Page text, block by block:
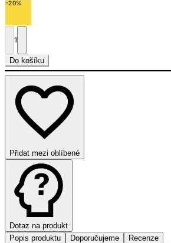
-20%
1
Do košíku
Přidat mezi oblíbené
Dotaz na produkt
Popis produktu
Doporučujeme
Recenze